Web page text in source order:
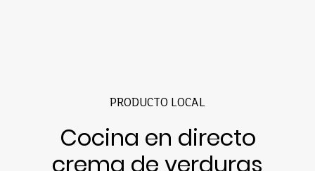
PRODUCTO LOCAL
Cocina en directo
crema de verduras